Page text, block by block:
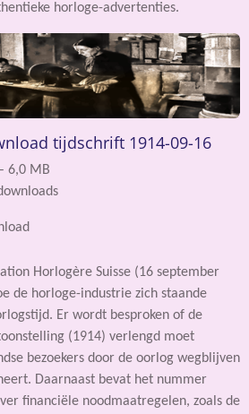
horloge-advertenties.
tijdschrift 1914-09-16
6,0 MB
Horlogère Suisse (16 september
de horloge-industrie zich staande
Er wordt besproken of de
(1914) verlengd moet
bezoekers door de oorlog wegblijven
Daarnaast bevat het nummer
financiële noodmaatregelen, zoals de